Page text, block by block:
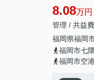
8.08万円
管理 / 共益
福岡県福岡
福岡市七
福岡市空